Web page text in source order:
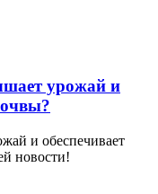
урожай и
и обеспечивает
новости!